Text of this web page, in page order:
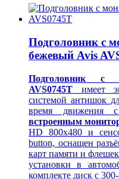
Подголовник с
бежевый Avis
Подголовник
AVS0745T имеет
системой антишок
время движения
встроенным
HD 800х480 и
button, оснащен
карт памяти и
установки в
комплекте диск с